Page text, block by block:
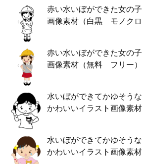
赤い水いぼができた女の
画像素材（白黒 モノクロ
赤い水いぼができた女の
画像素材（無料 フリー）
水いぼができてかゆそう
かわいいイラスト画像素
水いぼができてかゆそう
かわいいイラスト画像素